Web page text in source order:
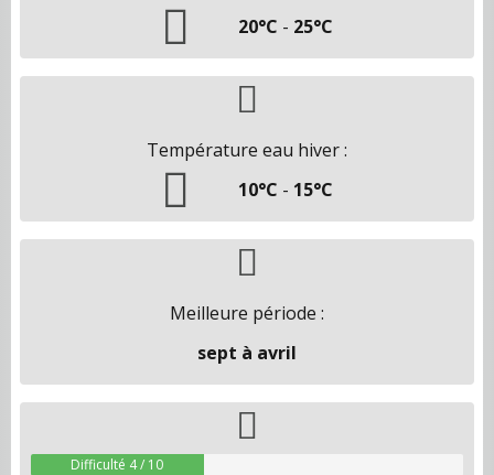
20°C - 25°C
Température eau hiver :
10°C - 15°C
Meilleure période :
sept à avril
Difficulté 4 / 10